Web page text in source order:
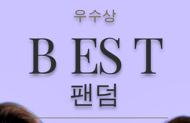
우수상
B ES T
팬덤